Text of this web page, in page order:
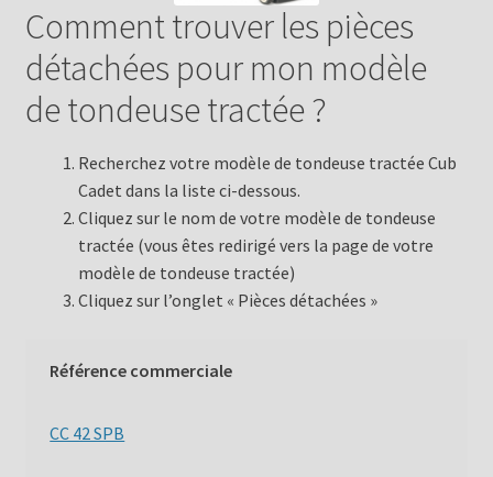
Comment trouver les pièces
détachées pour mon modèle
de tondeuse tractée ?
Recherchez votre modèle de tondeuse tractée Cub
Cadet dans la liste ci-dessous.
Cliquez sur le nom de votre modèle de tondeuse
tractée (vous êtes redirigé vers la page de votre
modèle de tondeuse tractée)
Cliquez sur l’onglet « Pièces détachées »
Référence commerciale
CC 42 SPB